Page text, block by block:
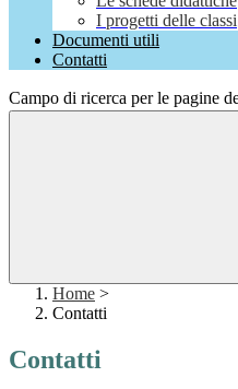
I progetti delle classi
Documenti utili
Contatti
Campo di ricerca per le pagine
Home >
Contatti
Contatti